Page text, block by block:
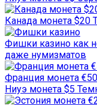
Канада монета $20
Фишки казино как
даже нумизматов
Франция монета
Ниуэ монета $5